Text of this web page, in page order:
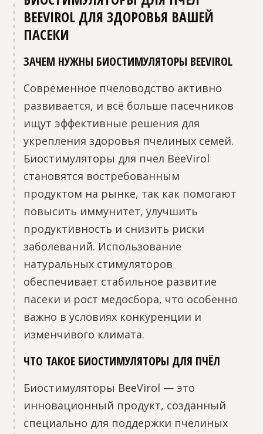
BEEVIROL ДЛЯ ЗДОРОВЬЯ ВАШЕЙ
ПАСЕКИ
ЗАЧЕМ НУЖНЫ БИОСТИМУЛЯТОРЫ BEEVIROL
Современное пчеловодство активно
развивается, и всё больше пасечников
ищут эффективные решения для
укрепления здоровья пчелиных семей.
Биостимуляторы для пчел BeeVirol
становятся востребованным
продуктом на рынке, так как помогают
повысить иммунитет, улучшить
продуктивность и снизить риски
заболеваний. Использование
натуральных стимуляторов
обеспечивает стабильное развитие
пасеки и рост медосбора, что особенно
важно в условиях конкуренции и
изменчивого климата.
ЧТО ТАКОЕ БИОСТИМУЛЯТОРЫ ДЛЯ ПЧЁЛ
Биостимуляторы BeeVirol — это
инновационный продукт, созданный
специально для поддержки пчелиных